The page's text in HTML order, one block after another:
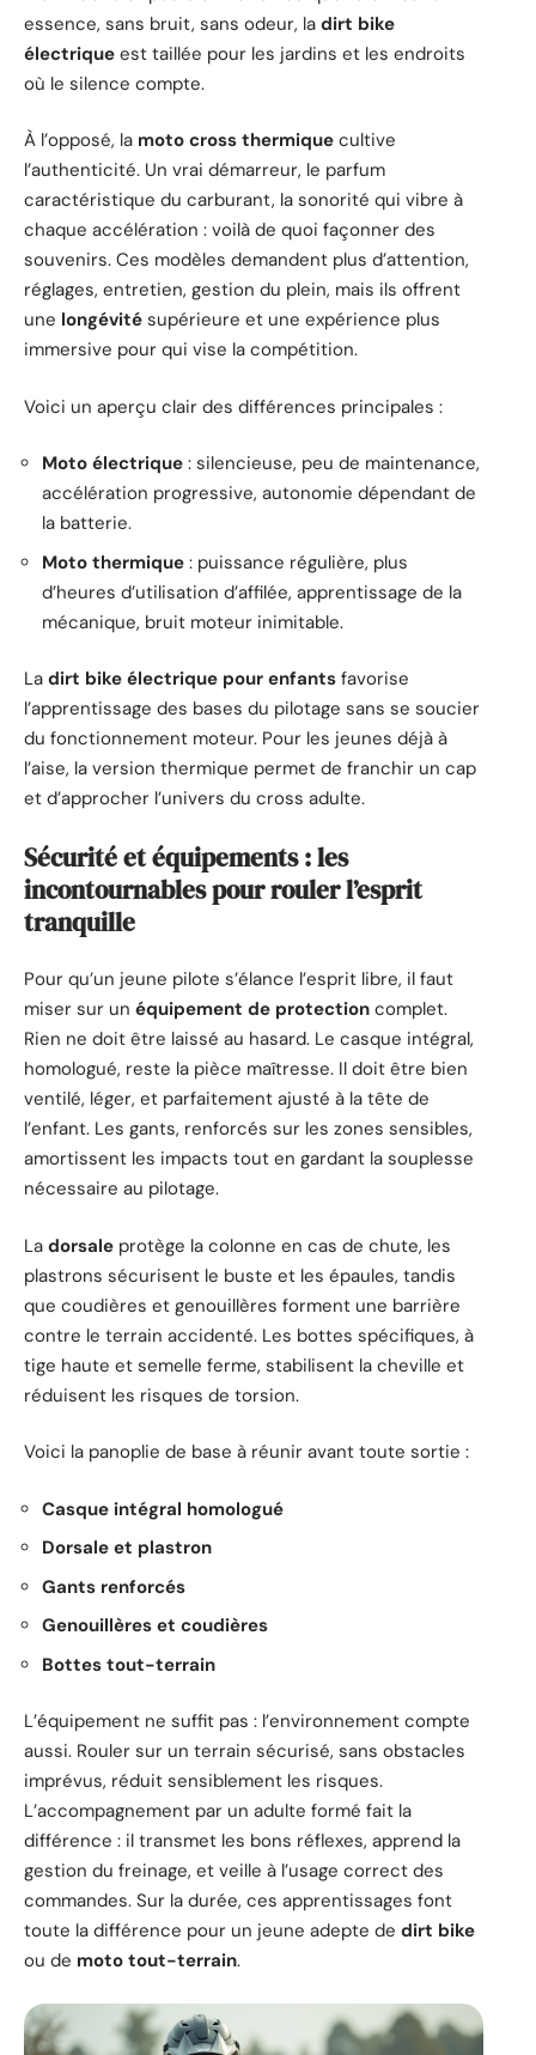
essence, sans bruit, sans odeur, la dirt bike
électrique est taillée pour les jardins et les endroits
où le silence compte.
À l’opposé, la moto cross thermique cultive
l’authenticité. Un vrai démarreur, le parfum
caractéristique du carburant, la sonorité qui vibre à
chaque accélération : voilà de quoi façonner des
souvenirs. Ces modèles demandent plus d’attention,
réglages, entretien, gestion du plein, mais ils offrent
une longévité supérieure et une expérience plus
immersive pour qui vise la compétition.
Voici un aperçu clair des différences principales :
Moto électrique : silencieuse, peu de maintenance,
accélération progressive, autonomie dépendant de
la batterie.
Moto thermique : puissance régulière, plus
d’heures d’utilisation d’affilée, apprentissage de la
mécanique, bruit moteur inimitable.
La dirt bike électrique pour enfants favorise
l’apprentissage des bases du pilotage sans se soucier
du fonctionnement moteur. Pour les jeunes déjà à
l’aise, la version thermique permet de franchir un cap
et d’approcher l’univers du cross adulte.
Sécurité et équipements : les
incontournables pour rouler l’esprit
tranquille
Pour qu’un jeune pilote s’élance l’esprit libre, il faut
miser sur un équipement de protection complet.
Rien ne doit être laissé au hasard. Le casque intégral,
homologué, reste la pièce maîtresse. Il doit être bien
ventilé, léger, et parfaitement ajusté à la tête de
l’enfant. Les gants, renforcés sur les zones sensibles,
amortissent les impacts tout en gardant la souplesse
nécessaire au pilotage.
La dorsale protège la colonne en cas de chute, les
plastrons sécurisent le buste et les épaules, tandis
que coudières et genouillères forment une barrière
contre le terrain accidenté. Les bottes spécifiques, à
tige haute et semelle ferme, stabilisent la cheville et
réduisent les risques de torsion.
Voici la panoplie de base à réunir avant toute sortie :
Casque intégral homologué
Dorsale et plastron
Gants renforcés
Genouillères et coudières
Bottes tout-terrain
L’équipement ne suffit pas : l’environnement compte
aussi. Rouler sur un terrain sécurisé, sans obstacles
imprévus, réduit sensiblement les risques.
L’accompagnement par un adulte formé fait la
différence : il transmet les bons réflexes, apprend la
gestion du freinage, et veille à l’usage correct des
commandes. Sur la durée, ces apprentissages font
toute la différence pour un jeune adepte de dirt bike
ou de moto tout-terrain.